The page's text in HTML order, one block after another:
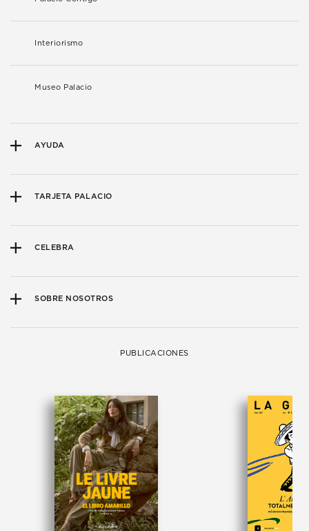
Interiorismo
Museo Palacio
AYUDA
TARJETA PALACIO
CELEBRA
SOBRE NOSOTROS
PUBLICACIONES